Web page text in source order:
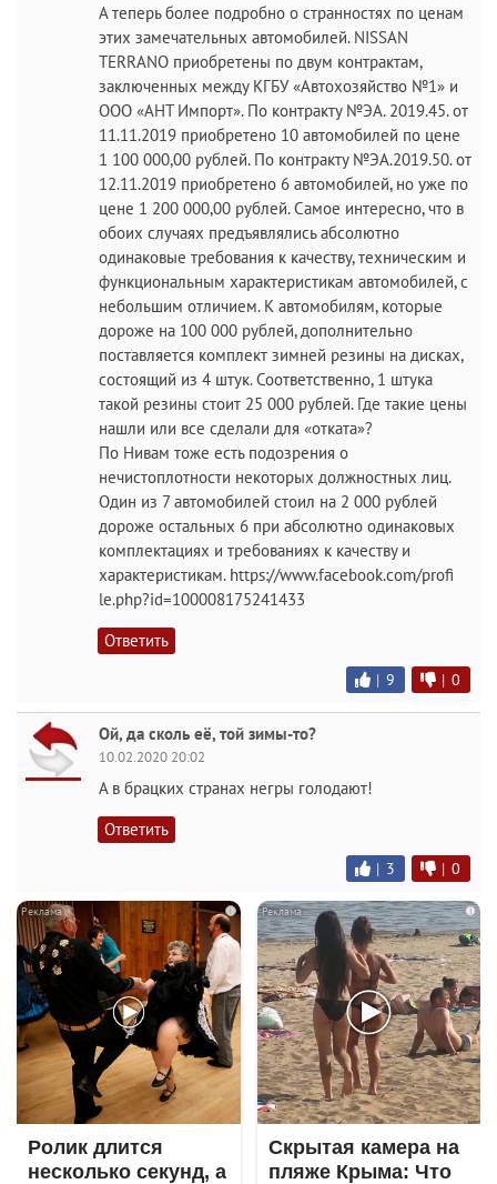
А теперь более подробно о странностях по ценам
этих замечательных автомобилей. NISSAN
TERRANO приобретены по двум контрактам,
заключенных между КГБУ «Автохозяйство №1» и
ООО «АНТ Импорт». По контракту №ЭА. 2019.45. от
11.11.2019 приобретено 10 автомобилей по цене
1 100 000,00 рублей. По контракту №ЭА.2019.50. от
12.11.2019 приобретено 6 автомобилей, но уже по
цене 1 200 000,00 рублей. Самое интересно, что в
обоих случаях предъявлялись абсолютно
одинаковые требования к качеству, техническим и
функциональным характеристикам автомобилей, с
небольшим отличием. К автомобилям, которые
дороже на 100 000 рублей, дополнительно
поставляется комплект зимней резины на дисках,
состоящий из 4 штук. Соответственно, 1 штука
такой резины стоит 25 000 рублей. Где такие цены
нашли или все сделали для «отката»?
По Нивам тоже есть подозрения о
нечистоплотности некоторых должностных лиц.
Один из 7 автомобилей стоил на 2 000 рублей
дороже остальных 6 при абсолютно одинаковых
комплектациях и требованиях к качеству и
характеристикам. https://www.facebook.com/profi
le.php?id=100008175241433
Ответить
| 9 | 0
Ой, да сколь её, той зимы-то?
10.02.2020 20:02
А в брацких странах негры голодают!
Ответить
| 3 | 0
i
Ролик длится
несколько секунд, а
i
Скрытая камера на
пляже Крыма: Что